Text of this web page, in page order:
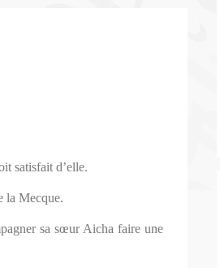
satisfait d’elle.
la Mecque.
sa sœur Aicha faire une